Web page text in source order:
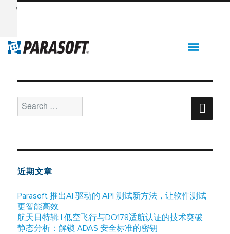
Want to see Parasoft in action? Sign up for our Monthly
for:
近期文章
Parasoft 推出AI 驱动的 API 测试新方法，让软件测试
更智能高效
航天日特辑 | 低空飞行与DO178适航认证的技术突破
静态分析：解锁 ADAS 安全标准的密钥